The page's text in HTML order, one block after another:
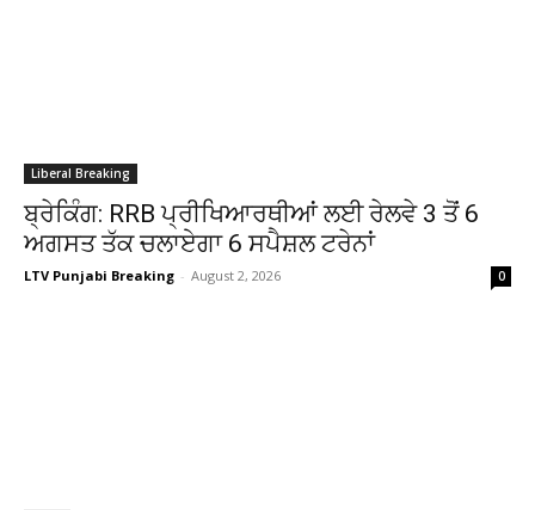
Liberal Breaking
ਬ੍ਰੇਕਿੰਗ: RRB ਪ੍ਰੀਖਿਆਰਥੀਆਂ ਲਈ ਰੇਲਵੇ 3 ਤੋਂ 6
ਅਗਸਤ ਤੱਕ ਚਲਾਏਗਾ 6 ਸਪੈਸ਼ਲ ਟਰੇਨਾਂ
LTV Punjabi Breaking - August 2, 2026 0